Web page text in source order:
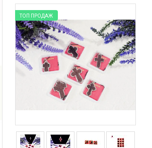
ТОП ПРОДАЖ